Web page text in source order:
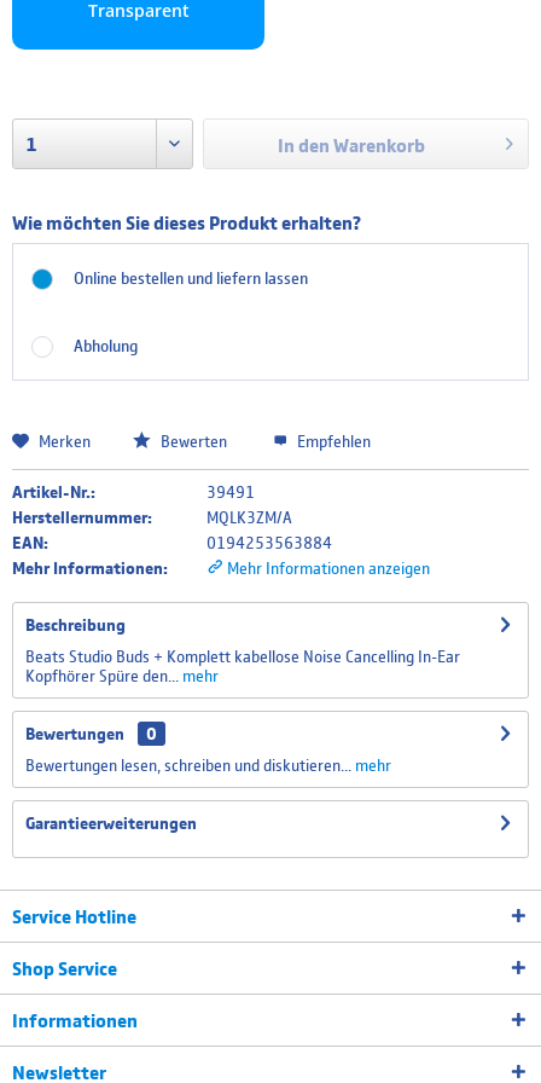
Transparent
In den Warenkorb
Wie möchten Sie dieses Produkt erhalten?
Online bestellen und liefern lassen
Abholung
Merken Bewerten Empfehlen
Artikel-Nr.:
39491
Herstellernummer:
MQLK3ZM/A
EAN:
0194253563884
Mehr Informationen:
Mehr Informationen anzeigen
Beschreibung
Beats Studio Buds + Komplett kabellose Noise Cancelling In-Ear
Kopfhörer Spüre den...
mehr
Bewertungen
0
Bewertungen lesen, schreiben und diskutieren...
mehr
Garantieerweiterungen
Service Hotline
Shop Service
Informationen
Newsletter